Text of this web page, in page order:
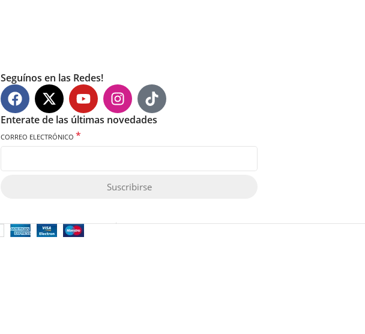
Seguínos en las Redes!
Enterate de las últimas novedades
CORREO ELECTRÓNICO *
Suscribirse